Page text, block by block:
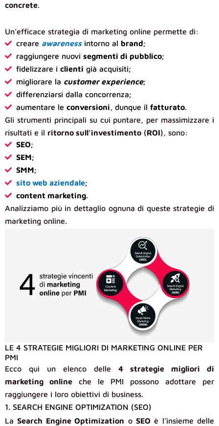
concrete.
Un’efficace strategia di marketing online permette di:
creare awarenessintorno al brand;
raggiungere nuovi segmenti di pubblico;
fidelizzare i clienti già acquisiti;
migliorare la customer experience;
differenziarsi dalla concorrenza;
aumentare le conversioni, dunque il fatturato.
Gli strumenti principali su cui puntare, per massimizzare i
risultati e il ritorno sull’investimento (ROI), sono:
SEO;
SEM;
SMM;
sito web aziendale;
content marketing.
Analizziamo più in dettaglio ognuna di queste strategie di
marketing online.
LE 4 STRATEGIE MIGLIORI DI MARKETING ONLINE PER
PMI
Ecco qui un elenco delle 4 strategie migliori di
marketing online che le PMI possono adottare per
raggiungere i loro obiettivi di business.
1. SEARCH ENGINE OPTIMIZATION (SEO)
LaSearch Engine Optimization o SEO è l’insieme delle